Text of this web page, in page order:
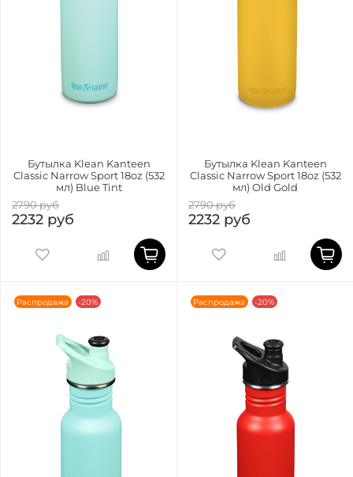
Бутылка Klean Kanteen
Classic Narrow Sport 18oz (532
мл) Blue Tint
2790 руб
2232 руб
Бутылка Klean Kanteen
Classic Narrow Sport 18oz (532
мл) Old Gold
2790 руб
2232 руб
Распродажа -20% Распродажа -20%